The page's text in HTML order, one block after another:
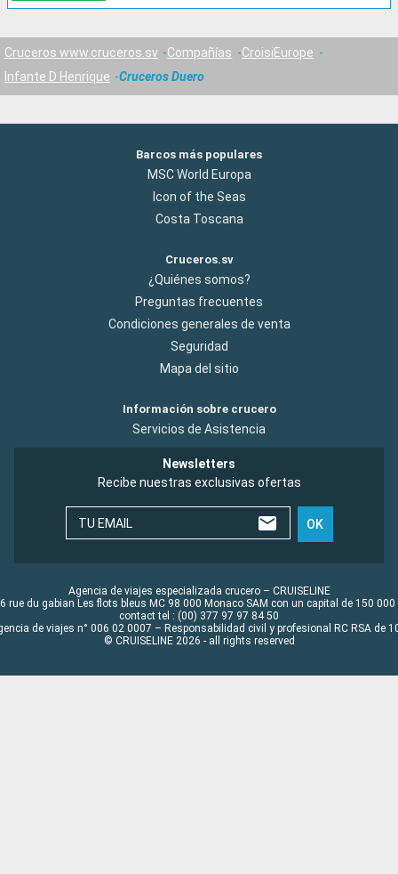
Cruceros www.cruceros.sv Compañías
CroisiEurope
Infante D Henrique
Cruceros Duero
Barcos más populares
MSC World Europa
Icon of the Seas
Costa Toscana
Cruceros.sv
¿Quiénes somos?
Preguntas frecuentes
Condiciones generales de venta
Seguridad
Mapa del sitio
Información sobre crucero
Servicios de Asistencia
Newsletters
Recibe nuestras exclusivas ofertas
TU EMAIL OK
Agencia de viajes especializada crucero – CRUISELINE
rue du gabian Les flots bleus MC 98 000 Monaco SAM con un capital de 150 000
contact tel : (00) 377 97 97 84 50
de viajes n° 006 02 0007 – Responsabilidad civil y profesional RC RSA de
© CRUISELINE 2026 - all rights reserved